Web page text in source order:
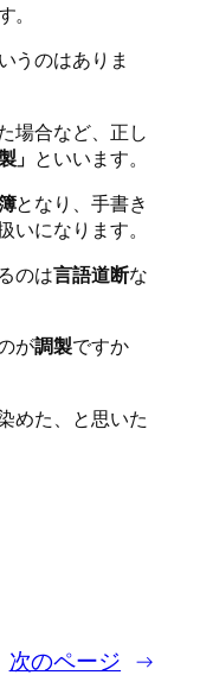
。
うのはありま
場合など、正し
」 といいます。
となり、手書き
になります。
のは言語道断な
が調製ですか
めた、と思いた
次のページ →